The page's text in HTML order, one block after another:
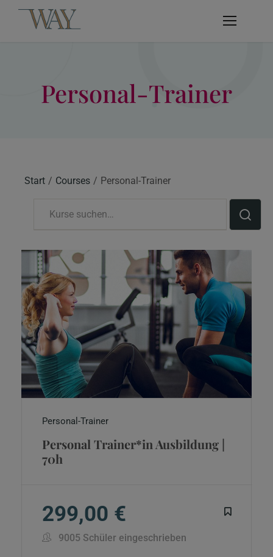
Personal-Trainer
Start Courses Personal-Trainer
Personal-Trainer
Personal Trainer*in Ausbildung |
70h
299,00 €
9005 Schüler eingeschrieben